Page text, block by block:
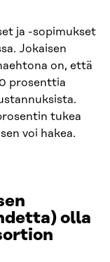
ja -sopimukset
Jokaisen
on, että
prosenttia
tukea
voi hakea.
olla